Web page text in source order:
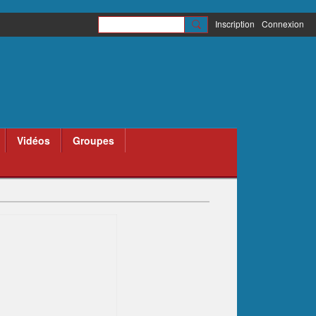
Inscription Connexion
Vidéos Groupes